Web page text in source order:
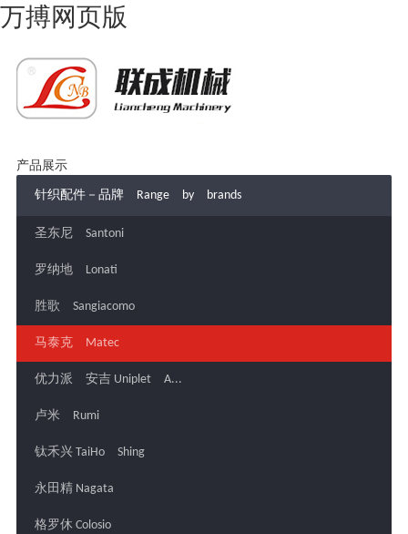
万搏网页版
产品展示
针织配件－品牌 Range by brands
圣东尼 Santoni
罗纳地 Lonati
胜歌 Sangiacomo
马泰克 Matec
优力派 安吉 Uniplet A...
卢米 Rumi
钛禾兴 TaiHo Shing
永田精 Nagata
格罗休 Colosio